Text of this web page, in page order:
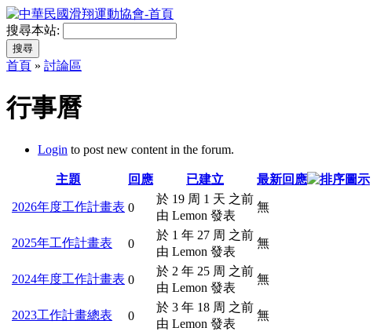
搜尋本站:
首頁 » 討論區
行事曆
Login to post new content in the forum.
主題 回應 已建立 最新回應
2026年度工作計畫表 0
於 19 周 1 天 之前
由 Lemon 發表
無
2025年工作計畫表 0
於 1 年 27 周 之前
由 Lemon 發表
無
2024年度工作計畫表 0
於 2 年 25 周 之前
由 Lemon 發表
無
2023工作計畫總表 0
於 3 年 18 周 之前
由 Lemon 發表
無